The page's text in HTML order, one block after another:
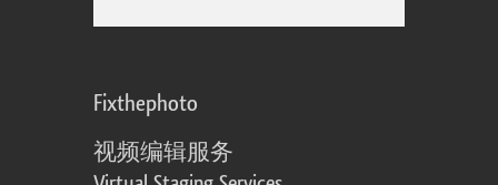
Fixthephoto
视频编辑服务